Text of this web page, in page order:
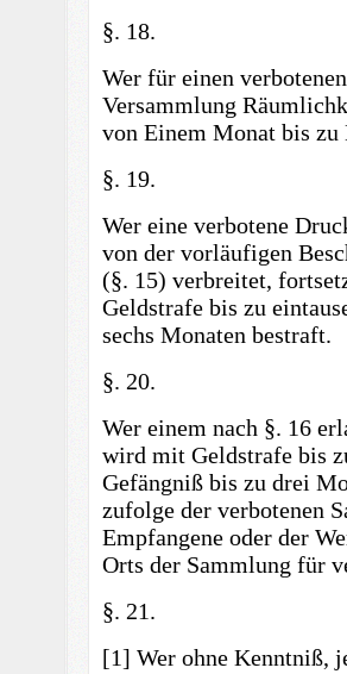
§. 18.
Wer für einen
Versammlung
von Einem Monat bis zu
§. 19.
Wer eine verbotene
von der vorläufigen
(§. 15) verbreitet,
Geldstrafe bis zu
sechs Monaten bestraft.
§. 20.
Wer einem nach §. 16
wird mit Geldstrafe bis
Gefängniß bis zu drei
zufolge der verbotenen
Empfangene oder der
Orts der Sammlung für
§. 21.
[1] Wer ohne Kenntniß,